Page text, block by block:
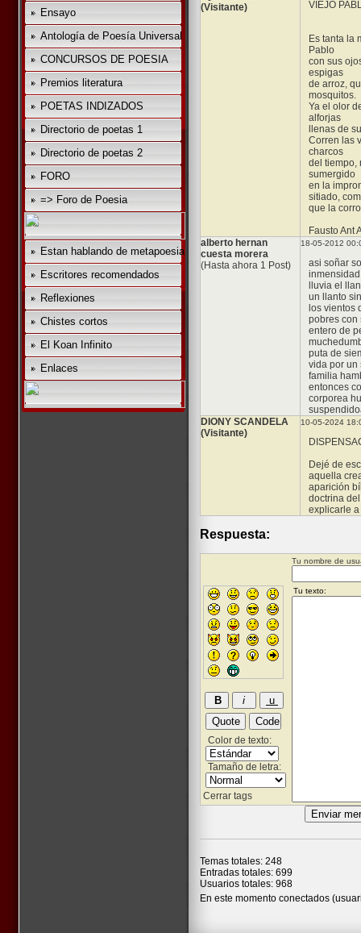
Ensayo
Antología de Poesía Universal
CONCURSOS DE POESIA
Premios literatura
POETAS INDIZADOS
Directorio de poetas 1
Directorio de poetas 2
FORO
=> Foro de Poesia
Estan hablando de metapoesia
Escritores recomendados
Reflexiones
Chistes cortos
El Koan Infinito
Enlaces
(Visitante)
VIEJO
Es tanta la
Pablo
con sus
espigas
de arroz,
mosquitos.
Ya el olor
alforjas
llenas de
Corren las
charcos
del tiempo,
sumergido
en la
sitiado,
que la
Fausto Ant
alberto hernan
cuesta morera
(Hasta ahora 1 Post)
18-05-2012
asi soñar
lluvia el
un llanto
los vientos
pobres con
entero de
puta de
vida por un
familia
entonces
corporea
DIONY SCANDELA
(Visitante)
10-05-2024
Dejé de
aquella
aparición
doctrina
explicarle
Respuesta:
Tu nombre de
Color de texto:
Tamaño de letra:
Cerrar tags
Temas totales: 248
Entradas totales: 699
Usuarios totales: 968
En este momento conectados